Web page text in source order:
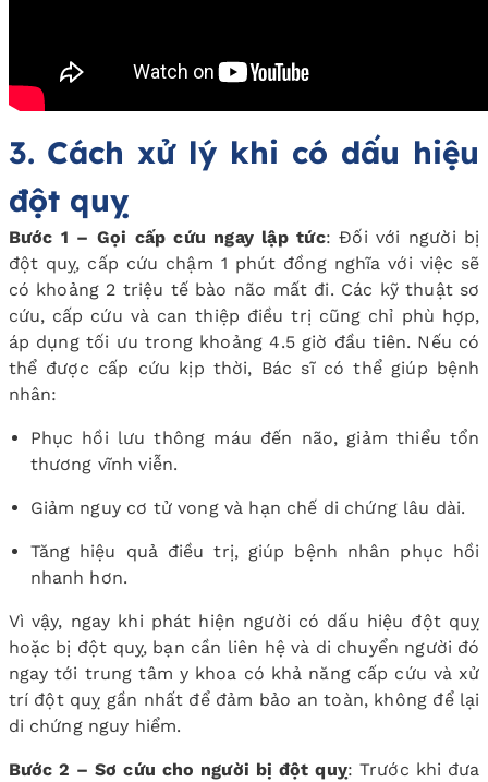
3. Cách xử lý khi có dấu hiệu
đột quỵ
Bước 1 – Gọi cấp cứu ngay lập tức: Đối với người bị
đột quỵ, cấp cứu chậm 1 phút đồng nghĩa với việc sẽ
có khoảng 2 triệu tế bào não mất đi. Các kỹ thuật sơ
cứu, cấp cứu và can thiệp điều trị cũng chỉ phù hợp,
áp dụng tối ưu trong khoảng 4.5 giờ đầu tiên. Nếu có
thể được cấp cứu kịp thời, Bác sĩ có thể giúp bệnh
nhân:
Phục hồi lưu thông máu đến não, giảm thiểu tổn
thương vĩnh viễn.
Giảm nguy cơ tử vong và hạn chế di chứng lâu dài.
Tăng hiệu quả điều trị, giúp bệnh nhân phục hồi
nhanh hơn.
Vì vậy, ngay khi phát hiện người có dấu hiệu đột quỵ
hoặc bị đột quỵ, bạn cần liên hệ và di chuyển người đó
ngay tới trung tâm y khoa có khả năng cấp cứu và xử
trí đột quỵ gần nhất để đảm bảo an toàn, không để lại
di chứng nguy hiểm.
Bước 2 – Sơ cứu cho người bị đột quỵ: Trước khi đưa